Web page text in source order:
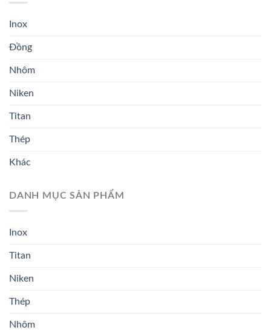
Inox
Đồng
Nhôm
Niken
Titan
Thép
Khác
DANH MỤC SẢN PHẨM
Inox
Titan
Niken
Thép
Nhôm